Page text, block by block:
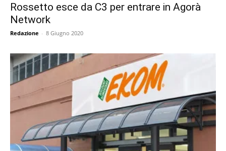
Rossetto esce da C3 per entrare in Agorà
Network
Redazione - 8 Giugno 2020